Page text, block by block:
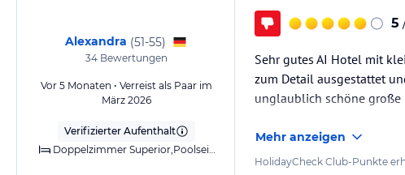
Alexandra (51-55)
34Bewertungen
Vor 5 Monaten • Verreist als Paar im
März 2026
Verifizierter Aufenthalt
Doppelzimmer Superior,Poolseite,Klimaanlage (warm/kalt),Bad,WC,Balkon,Panoramablick
5
Sehr gutes AI Hotel mit
zum Detail ausgestattet
unglaublich schöne große
Mehr anzeigen
HolidayCheck Club-Punkte